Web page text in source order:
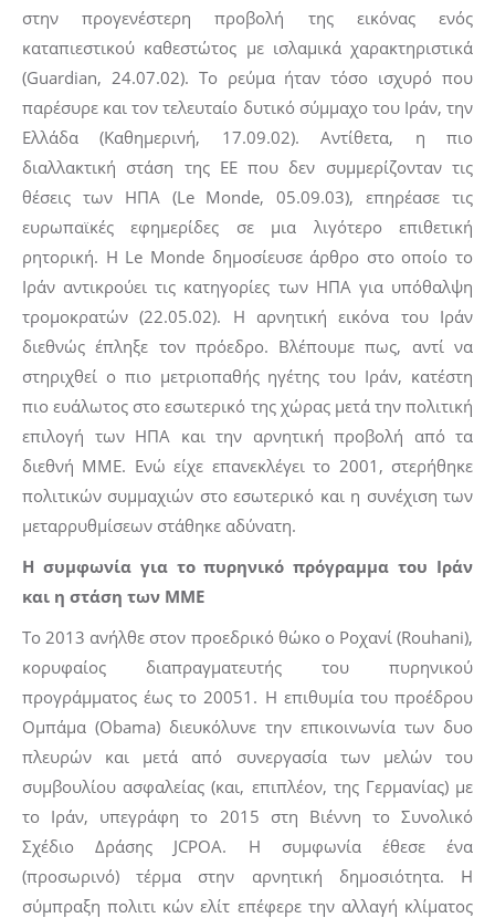
στην προγενέστερη προβολή της εικόνας ενός
καταπιεστικού καθεστώτος με ισλαμικά χαρακτηριστικά
(Guardian, 24.07.02). Το ρεύμα ήταν τόσο ισχυρό που
παρέσυρε και τον τελευταίο δυτικό σύμμαχο του Ιράν, την
Ελλάδα (Καθημερινή, 17.09.02). Αντίθετα, η πιο
διαλλακτική στάση της ΕΕ που δεν συμμερίζονταν τις
θέσεις των ΗΠΑ (Le Monde, 05.09.03), επηρέασε τις
ευρωπαϊκές εφημερίδες σε μια λιγότερο επιθετική
ρητορική. Η Le Monde δημοσίευσε άρθρο στο οποίο το
Ιράν αντικρούει τις κατηγορίες των ΗΠΑ για υπόθαλψη
τρομοκρατών (22.05.02). Η αρνητική εικόνα του Ιράν
διεθνώς έπληξε τον πρόεδρο. Βλέπουμε πως, αντί να
στηριχθεί ο πιο μετριοπαθής ηγέτης του Ιράν, κατέστη
πιο ευάλωτος στο εσωτερικό της χώρας μετά την πολιτική
επιλογή των ΗΠΑ και την αρνητική προβολή από τα
διεθνή ΜΜΕ. Ενώ είχε επανεκλέγει το 2001, στερήθηκε
πολιτικών συμμαχιών στο εσωτερικό και η συνέχιση των
μεταρρυθμίσεων στάθηκε αδύνατη.
Η συμφωνία για το πυρηνικό πρόγραμμα του Ιράν
και η στάση των ΜΜΕ
Το 2013 ανήλθε στον προεδρικό θώκο ο Ροχανί (Rouhani),
κορυφαίος διαπραγματευτής του πυρηνικού
προγράμματος έως το 20051. Η επιθυμία του προέδρου
Ομπάμα (Obama) διευκόλυνε την επικοινωνία των δυο
πλευρών και μετά από συνεργασία των μελών του
συμβουλίου ασφαλείας (και, επιπλέον, της Γερμανίας) με
το Ιράν, υπεγράφη το 2015 στη Βιέννη το Συνολικό
Σχέδιο Δράσης JCPOA. Η συμφωνία έθεσε ένα
(προσωρινό) τέρμα στην αρνητική δημοσιότητα. Η
σύμπραξη πολιτι κών ελίτ επέφερε την αλλαγή κλίματος